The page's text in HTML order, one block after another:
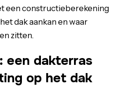
een constructieberekening
dak aankan en waar
zitten.
een dakterras
op het dak